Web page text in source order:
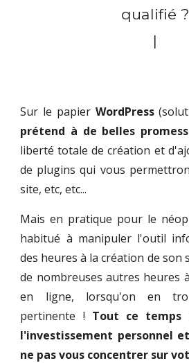
qualifié ?
|
Sur le papier WordPress
prétend à de belles
liberté totale de création et
de plugins qui vous permettro
site, etc, etc...
Mais en pratique pour le
habitué à manipuler l'outil
des heures à la création de son
de nombreusesautres heures
en ligne, lorsqu'on en
pertinente ! Tout ce temps
l'investissement personnel
ne pas vous concentrer sur